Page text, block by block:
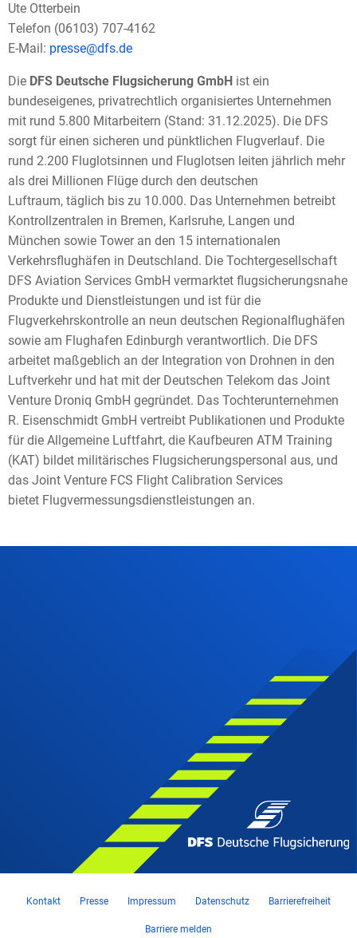
Ute Otterbein
Telefon (06103) 707-4162
E-Mail: presse@dfs.de
Die DFS Deutsche Flugsicherung GmbH ist ein
bundeseigenes, privatrechtlich organisiertes Unternehmen
mit rund 5.800 Mitarbeitern (Stand: 31.12.2025). Die DFS
sorgt für einen sicheren und pünktlichen Flugverlauf. Die
rund 2.200 Fluglotsinnen und Fluglotsen leiten jährlich mehr
als drei Millionen Flüge durch den deutschen
Luftraum, täglich bis zu 10.000. Das Unternehmen betreibt
Kontrollzentralen in Bremen, Karlsruhe, Langen und
München sowie Tower an den 15 internationalen
Verkehrsflughäfen in Deutschland. Die Tochtergesellschaft
DFS Aviation Services GmbH vermarktet flugsicherungsnahe
Produkte und Dienstleistungen und ist für die
Flugverkehrskontrolle an neun deutschen Regionalflughäfen
sowie am Flughafen Edinburgh verantwortlich. Die DFS
arbeitet maßgeblich an der Integration von Drohnen in den
Luftverkehr und hat mit der Deutschen Telekom das Joint
Venture Droniq GmbH gegründet. Das Tochterunternehmen
R. Eisenschmidt GmbH vertreibt Publikationen und Produkte
für die Allgemeine Luftfahrt, die Kaufbeuren ATM Training
(KAT) bildet militärisches Flugsicherungspersonal aus, und
das Joint Venture FCS Flight Calibration Services
bietet Flugvermessungsdienstleistungen an.
Kontakt Presse Impressum Datenschutz Barrierefreiheit
Barriere melden